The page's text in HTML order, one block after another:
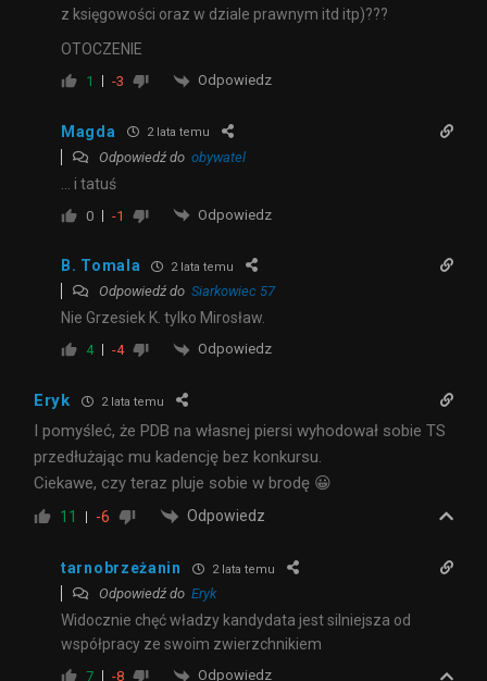
z księgowości oraz w dziale prawnym itd itp)???
OTOCZENIE
1 -3 Odpowiedz
Magda 2 lata temu
Odpowiedź do obywatel
… i tatuś
0 -1 Odpowiedz
B. Tomala 2 lata temu
Odpowiedź do Siarkowiec 57
Nie Grzesiek K. tylko Mirosław.
4 -4 Odpowiedz
Eryk 2 lata temu
I pomyśleć, że PDB na własnej piersi wyhodował sobie TS
przedłużając mu kadencję bez konkursu.
Ciekawe, czy teraz pluje sobie w brodę 😀
11 -6 Odpowiedz
tarnobrzeżanin 2 lata temu
Odpowiedź do Eryk
Widocznie chęć władzy kandydata jest silniejsza od
współpracy ze swoim zwierzchnikiem
7 -8 Odpowiedz